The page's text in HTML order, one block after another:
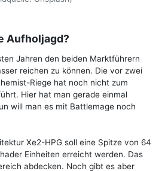
Aufholjagd?
Jahren den beiden Marktführern
reichen zu können. Die vor zwei
Riege hat noch nicht zum
Hier hat man gerade einmal
will man es mit Battlemage noch
Xe2-HPG soll eine Spitze von 64
Einheiten erreicht werden. Das
abdecken. Noch gibt es aber